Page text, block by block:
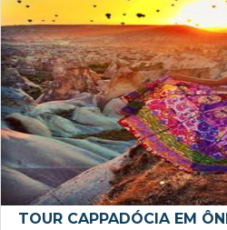
TOUR CAPPADÓCIA EM